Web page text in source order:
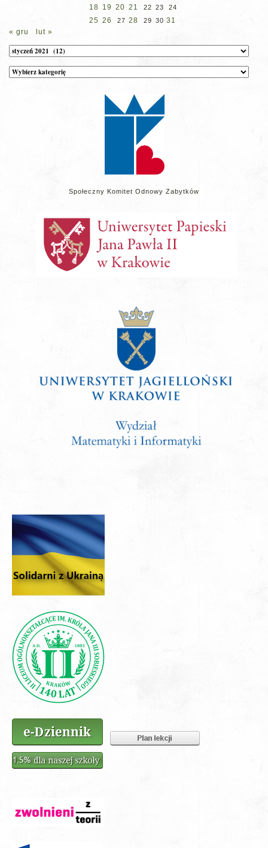
18 19 20 21 22 23 24
25 26 27 28 29 30 31
« gru
lut »
Archiwum
Kategorie
wpisów
Społeczny Komitet Odnowy Zabytków